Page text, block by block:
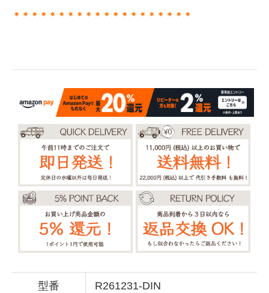
＊＊＊＊＊＊＊＊＊＊＊＊＊＊＊＊＊＊＊＊
型番 R261231-DIN